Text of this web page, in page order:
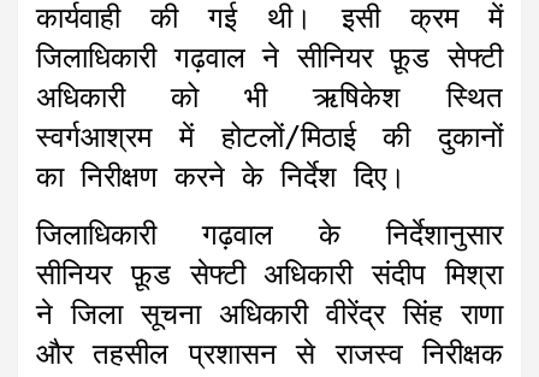
कार्यवाही की गई थी। इसी क्रम में
जिलाधिकारी गढ़वाल ने सीनियर फ़ूड सेफ्टी
अधिकारी को भी ऋषिकेश स्थित
स्वर्गआश्रम में होटलों/मिठाई की दुकानों
का निरीक्षण करने के निर्देश दिए।
जिलाधिकारी गढ़वाल के निर्देशानुसार
सीनियर फ़ूड सेफ्टी अधिकारी संदीप मिश्रा
ने जिला सूचना अधिकारी वीरेंद्र सिंह राणा
और तहसील प्रशासन से राजस्व निरीक्षक